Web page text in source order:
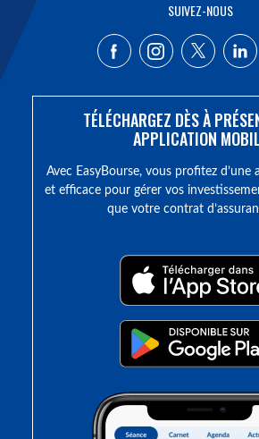
SUIVEZ-NOUS
TÉLÉCHARGEZ DÈS À
APPLICATION
Avec EasyBourse, vous profitez d’une
et efficace pour gérer vos
que votre contrat